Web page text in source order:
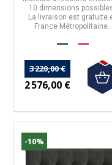
10 dimensions
La livraison est gratuite
France Métropolitaine.
3 220,00 €
2 576,00 €
-10%